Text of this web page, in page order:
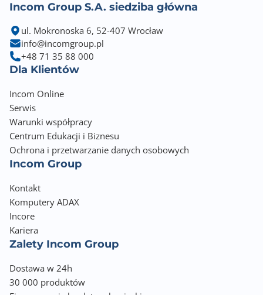
Incom Group S.A. siedziba główna
ul. Mokronoska 6, 52-407 Wrocław
info@incomgroup.pl
+48 71 35 88 000
Dla Klientów
Incom Online
Serwis
Warunki współpracy
Centrum Edukacji i Biznesu
Ochrona i przetwarzanie danych osobowych
Incom Group
Kontakt
Komputery ADAX
Incore
Kariera
Zalety Incom Group
Dostawa w 24h
30 000 produktów